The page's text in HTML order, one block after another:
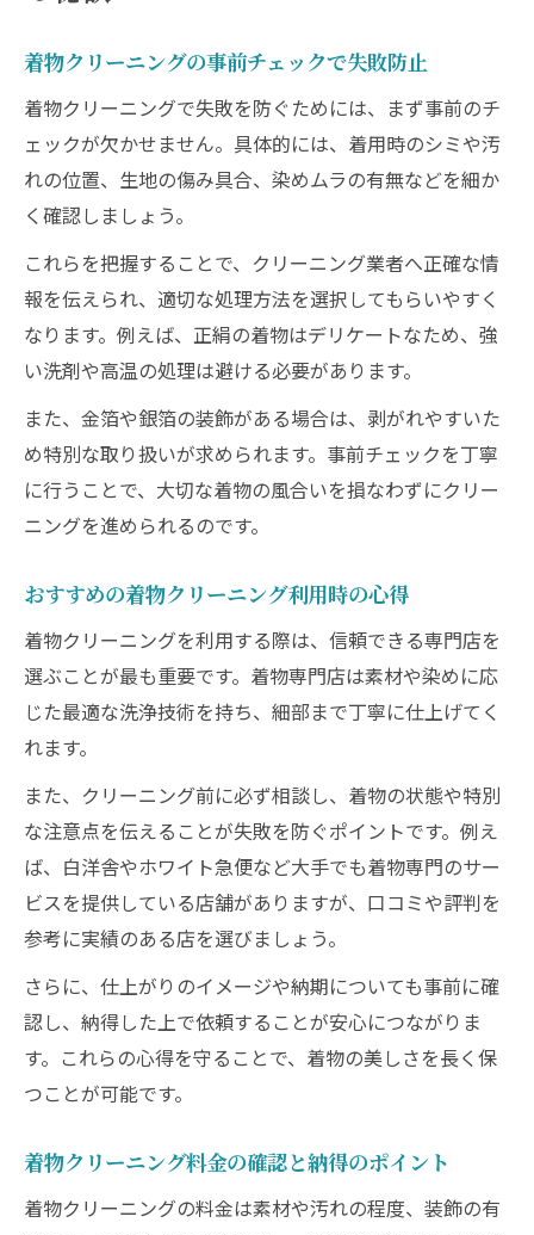
着物クリーニングの事前チェックで失敗防止
着物クリーニングで失敗を防ぐためには、まず事前のチ
ェックが欠かせません。具体的には、着用時のシミや汚
れの位置、生地の傷み具合、染めムラの有無などを細か
く確認しましょう。
これらを把握することで、クリーニング業者へ正確な情
報を伝えられ、適切な処理方法を選択してもらいやすく
なります。例えば、正絹の着物はデリケートなため、強
い洗剤や高温の処理は避ける必要があります。
また、金箔や銀箔の装飾がある場合は、剥がれやすいた
め特別な取り扱いが求められます。事前チェックを丁寧
に行うことで、大切な着物の風合いを損なわずにクリー
ニングを進められるのです。
おすすめの着物クリーニング利用時の心得
着物クリーニングを利用する際は、信頼できる専門店を
選ぶことが最も重要です。着物専門店は素材や染めに応
じた最適な洗浄技術を持ち、細部まで丁寧に仕上げてく
れます。
また、クリーニング前に必ず相談し、着物の状態や特別
な注意点を伝えることが失敗を防ぐポイントです。例え
ば、白洋舎やホワイト急便など大手でも着物専門のサー
ビスを提供している店舗がありますが、口コミや評判を
参考に実績のある店を選びましょう。
さらに、仕上がりのイメージや納期についても事前に確
認し、納得した上で依頼することが安心につながりま
す。これらの心得を守ることで、着物の美しさを長く保
つことが可能です。
着物クリーニング料金の確認と納得のポイント
着物クリーニングの料金は素材や汚れの程度、装飾の有